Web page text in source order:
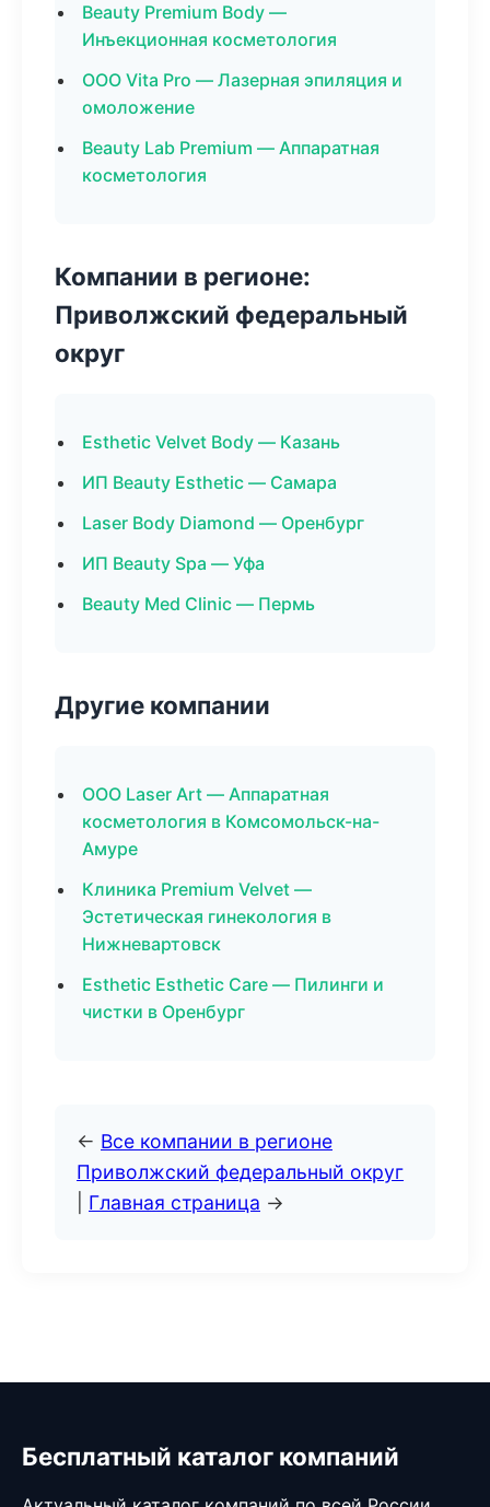
Beauty Premium Body —
Инъекционная косметология
ООО Vita Pro — Лазерная эпиляция и
омоложение
Beauty Lab Premium — Аппаратная
косметология
Компании в регионе:
Приволжский федеральный
округ
Esthetic Velvet Body — Казань
ИП Beauty Esthetic — Самара
Laser Body Diamond — Оренбург
ИП Beauty Spa — Уфа
Beauty Med Clinic — Пермь
Другие компании
ООО Laser Art — Аппаратная
косметология в Комсомольск-на-
Амуре
Клиника Premium Velvet —
Эстетическая гинекология в
Нижневартовск
Esthetic Esthetic Care — Пилинги и
чистки в Оренбург
← Все компании в регионе
Приволжский федеральный округ
Главная страница →
Бесплатный каталог компаний